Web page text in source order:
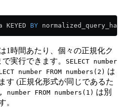
KEYED BY normalized_query_hash
1時間あたり、個々の正規化ク
実行できます。
SELECT number
number FROM numbers(2) は
す (正規化形式が同じであるた
number FROM numbers(1) は別
。